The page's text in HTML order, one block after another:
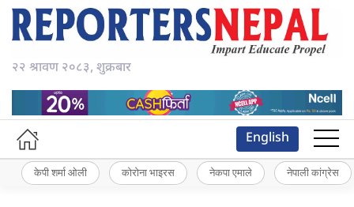
२२ श्रावण २०८३, शुक्रबार
English
केपी शर्मा ओली कोरोना भाइरस नेकपा एमाले नेपाली कांग्रेस